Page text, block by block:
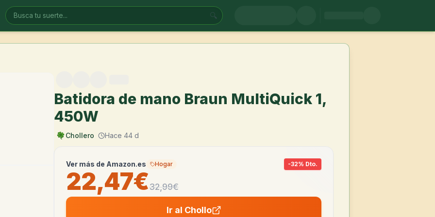
🔍
Batidora de mano Braun MultiQuick 1,
450W
Chollero Hace 44 d
Ver más de Amazon.es Hogar -32% Dto.
22,47€32,99€
Ir al Chollo